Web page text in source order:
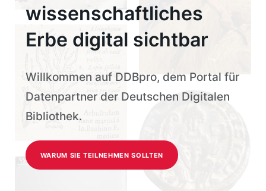
wissenschaftliches
Erbe digital sichtbar
Willkommen auf DDBpro, dem Portal für
Datenpartner der Deutschen Digitalen
Bibliothek.
WARUM SIE TEILNEHMEN SOLLTEN